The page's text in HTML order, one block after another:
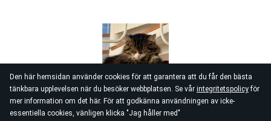
Den här hemsidan använder cookies för att garantera att du får den bästa
tänkbara upplevelsen när du besöker webbplatsen. Se vår integritetspolicyför
mer information om det här. För att godkänna användningen av icke-
essentiella cookies, vänligen klicka "Jag håller med"